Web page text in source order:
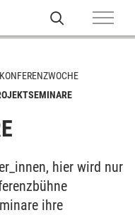
KONFERENZWOCHE
hier wird nur
ihre